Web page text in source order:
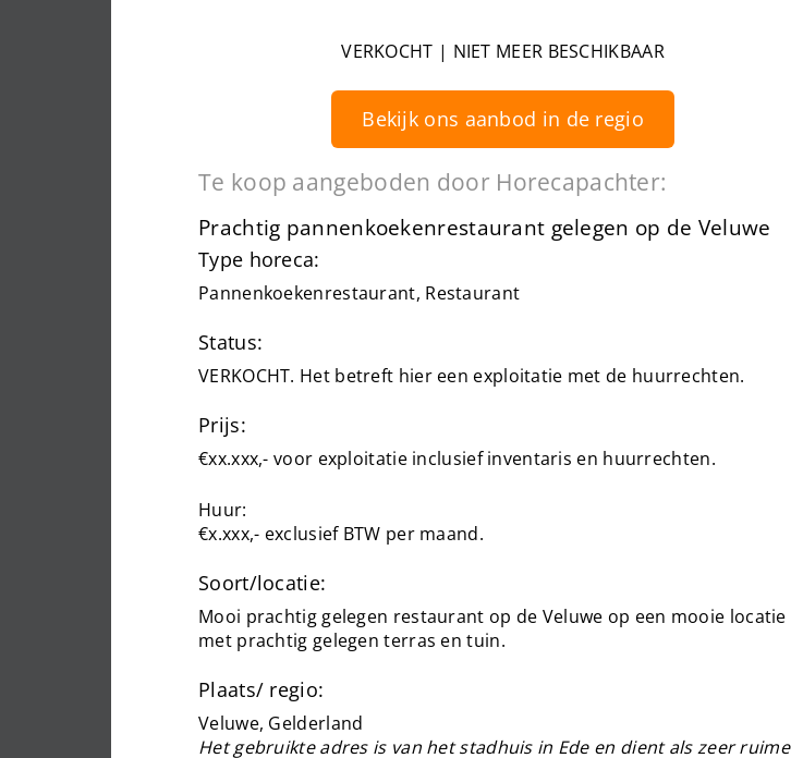
VERKOCHT | NIET MEER BESCHIKBAAR
Bekijk ons aanbod in de regio
Te koop aangeboden door Horecapachter:
Prachtig pannenkoekenrestaurant gelegen op de Veluwe
Type horeca:
Pannenkoekenrestaurant, Restaurant
Status:
VERKOCHT. Het betreft hier een exploitatie met de huurrechten.
Prijs:
€xx.xxx,- voor exploitatie inclusief inventaris en huurrechten.
Huur:
€x.xxx,- exclusief BTW per maand.
Soort/locatie:
Mooi prachtig gelegen restaurant op de Veluwe op een mooie locatie
met prachtig gelegen terras en tuin.
Plaats/ regio:
Veluwe, Gelderland
Het gebruikte adres is van het stadhuis in Ede en dient als zeer ruime